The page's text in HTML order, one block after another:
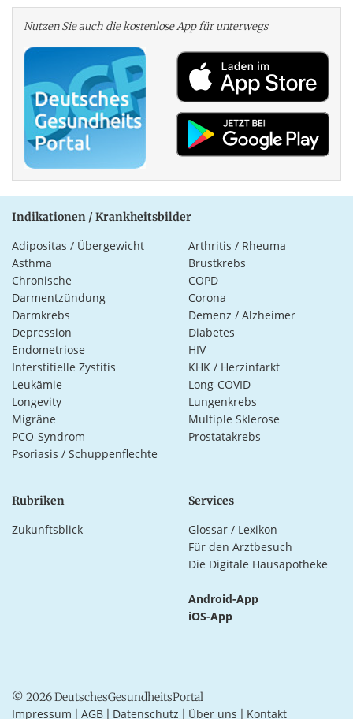
Nutzen Sie auch die kosten­lose App für unterwegs
Indikationen / Krankheitsbilder
Adipositas / Übergewicht
Arthritis / Rheuma
Asthma
Brustkrebs
Chronische
Darmentzündung
COPD
Corona
Darmkrebs
Demenz / Alzheimer
Depression
Diabetes
Endometriose
HIV
Interstitielle Zystitis
KHK / Herzinfarkt
Leukämie
Long-COVID
Longevity
Lungenkrebs
Migräne
Multiple Sklerose
PCO-Syndrom
Prostatakrebs
Psoriasis / Schuppenflechte
Rubriken
Zukunftsblick
Services
Glossar / Lexikon
Für den Arztbesuch
Die Digitale Hausapotheke
Android-App
iOS-App
© 2026 DeutschesGesundheitsPortal
Impressum AGB Datenschutz Über uns Kontakt